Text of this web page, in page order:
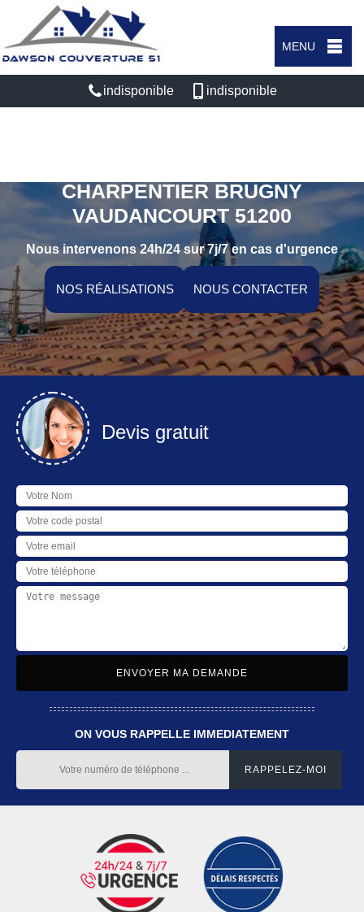
MENU
indisponible indisponible
CHARPENTIER BRUGNY
VAUDANCOURT 51200
Nous intervenons 24h/24 sur 7j/7 en cas d'urgence
NOS RÉALISATIONS NOUS CONTACTER
Devis gratuit
ON VOUS RAPPELLE IMMEDIATEMENT